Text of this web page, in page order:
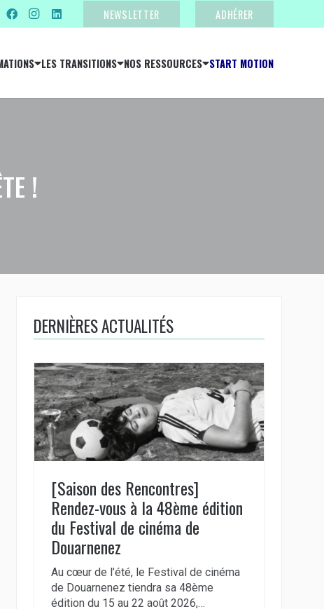
NEWSLETTER ADHÉRER
LES TRANSITIONS NOS RESSOURCES START MOTION
!
DERNIÈRES ACTUALITÉS
[Saison des Rencontres]
Rendez-vous à la 48ème édition
du Festival de cinéma de
Douarnenez
Au cœur de l’été, le Festival de cinéma
de Douarnenez tiendra sa 48ème
édition du 15 au 22 août 2026,…